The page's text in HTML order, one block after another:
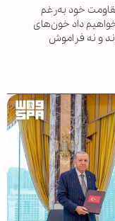
خود به‌رغم
داد خون‌های
و نه فراموش